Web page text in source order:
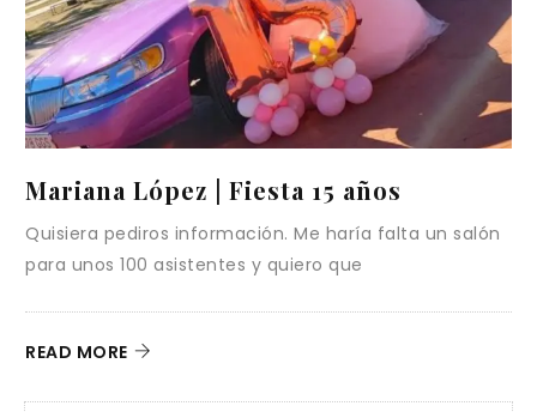
López | Fiesta 15 años
pediros información. Me haría falta un salón
unos 100 asistentes y quiero que
MORE